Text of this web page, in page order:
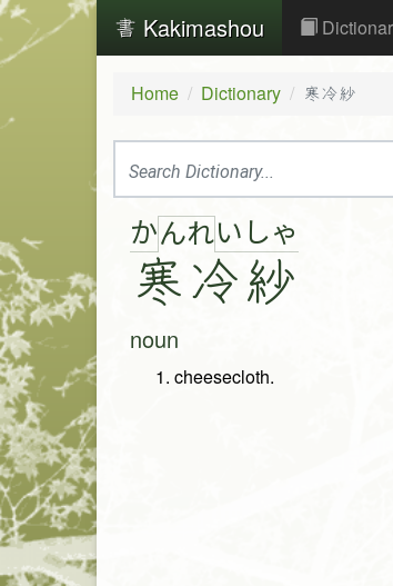
Kakimashou
Home Dictionary 寒冷紗
かん
寒
れい
冷
しゃ
紗
noun
cheesecloth.